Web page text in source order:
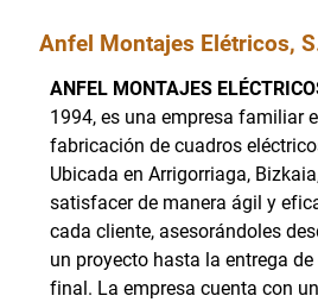
Anfel Montajes Elétricos,
ANFEL MONTAJES
1994, es una empresa familiar
fabricación de cuadros
Ubicada en Arrigorriaga,
satisfacer de manera ágil y
cada cliente, asesorándoles
un proyecto hasta la entrega
final. La empresa cuenta con